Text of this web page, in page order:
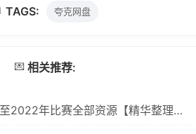
TAGS: 夸克网盘
💌 相关推荐:
⚽ 世界杯1930年至2022年比赛全部资源【精华整理汇总/1.14TB】